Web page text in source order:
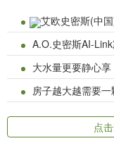
艾欧史密斯(中
A.O.史密斯AI-Link
大水量更要静心
房子越大越需要一
点